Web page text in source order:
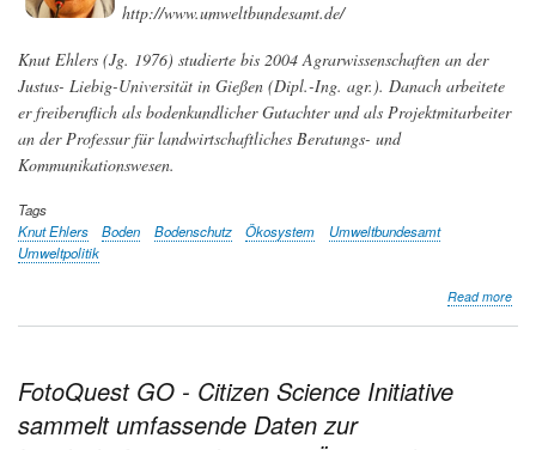
http://www.umweltbundesamt.de/
Knut Ehlers (Jg. 1976) studierte bis 2004 Agrarwissenschaften an der
Justus- Liebig-Universität in Gießen (Dipl.-Ing. agr.). Danach arbeitete
er freiberuflich als bodenkundlicher Gutachter und als Projektmitarbeiter
an der Professur für landwirtschaftliches Beratungs- und
Kommunikationswesen.
Tags
Knut Ehlers
Boden Bodenschutz Ökosystem
Umweltbundesamt
Umweltpolitik
Read more
FotoQuest GO - Citizen Science Initiative
sammelt umfassende Daten zur